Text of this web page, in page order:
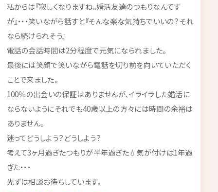
私からは『寂しくなりますね。婚活友達のつもりなんです
が』・・・笑いながら話すと『そんな楽な気持ちでいいの？それ
なら続けられそう』
電話の会話時間は2分程度で元気になられました。
最後には笑顔で笑いながら電話を切り前を向いていただく
ことで来ました。
100％の出会いの保証はありませんが、イライラした婚活に
ならないようにそれでも40歳以上の方々には時間の余裕は
ありません。
迷ってどうしよう？どうしよう？
考えて3ヶ月過ぎたつもりが半年過ぎた💧気が付けば1年過
ぎた・・・
先ずは相談お待ちしています。